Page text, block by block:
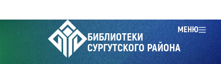
МЕНЮ
БИБЛИОТЕКИ
СУРГУТСКОГО РАЙОНА